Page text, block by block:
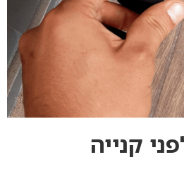
קנייה